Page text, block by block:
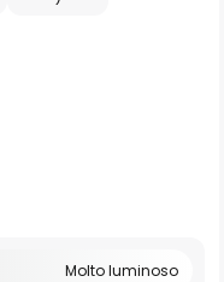
Molto luminoso